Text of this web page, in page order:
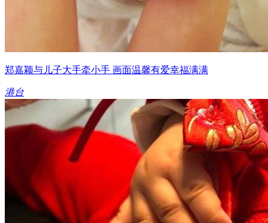
郑嘉颖与儿子大手牵小手 画面温馨有爱幸福满满
港台